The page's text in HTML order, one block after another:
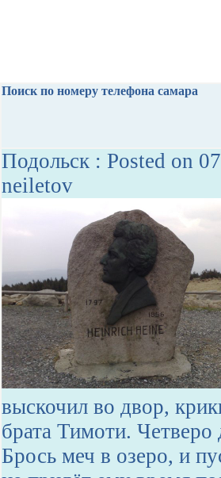
Поиск по номеру телефона самара
Подольск : Posted on
neiletov
выскочил во двор,
брата Тимоти. Четверо
Брось меч в озеро, и